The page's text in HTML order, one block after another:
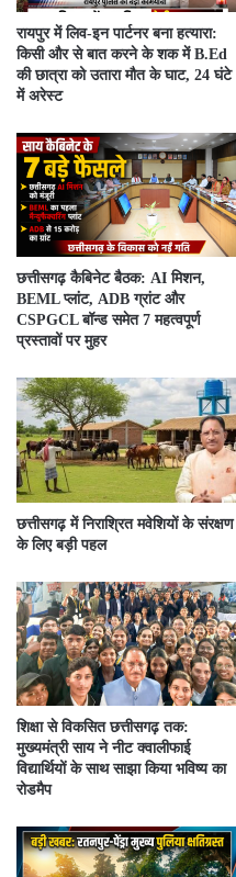
रायपुर में लिव-इन पार्टनर बना हत्यारा:
किसी और से बात करने के शक में B.Ed
की छात्रा को उतारा मौत के घाट, 24 घंटे
में अरेस्ट
छत्तीसगढ़ कैबिनेट बैठक: AI मिशन,
BEML प्लांट, ADB ग्रांट और
CSPGCL बॉन्ड समेत 7 महत्वपूर्ण
प्रस्तावों पर मुहर
छत्तीसगढ़ में निराश्रित मवेशियों के संरक्षण
के लिए बड़ी पहल
शिक्षा से विकसित छत्तीसगढ़ तक:
मुख्यमंत्री साय ने नीट क्वालीफाई
विद्यार्थियों के साथ साझा किया भविष्य का
रोडमैप